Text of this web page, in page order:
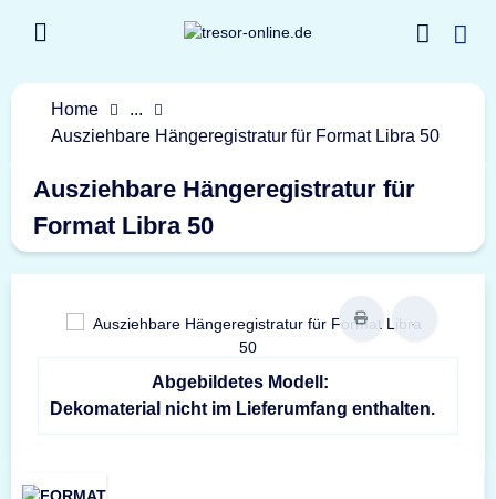
Home
...
Ausziehbare Hängeregistratur für Format Libra 50
Ausziehbare Hängeregistratur für
Format Libra 50
Abgebildetes Modell:
Dekomaterial nicht im Lieferumfang enthalten.